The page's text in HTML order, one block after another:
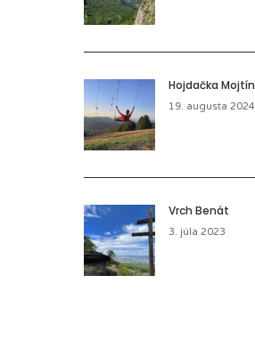
Hojdačka Mojtín
19. augusta 2024
Vrch Benát
3. júla 2023